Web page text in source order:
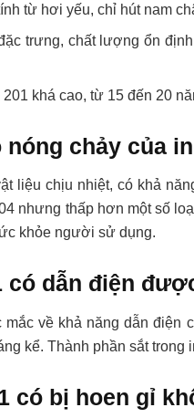
từ hơi yếu, chỉ hút nam
trưng, chất lượng ổn
201 khá cao, từ 15 đến 20
nóng chảy của
liệu chịu nhiệt, có khả
nhưng thấp hơn một số
khỏe người sử dụng.
có dẫn điện
về khả năng dẫn điện
kể. Thành phần sắt
có bị hoen gỉ